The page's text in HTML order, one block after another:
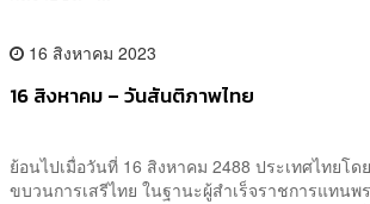
16 สิงหาคม 2023
16 สิงหาคม – วันสันติภาพไทย
ย้อนไปเมื่อวันที่ 16 สิงหาคม 2488 ประเทศไทยโ
ขบวนการเสรีไทย ในฐานะผู้สำเร็จราชการแทนพ